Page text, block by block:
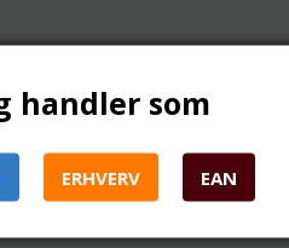
handler som
ERHVERV EAN